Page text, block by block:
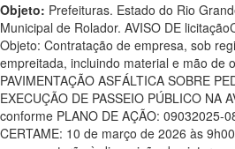
Objeto: Prefeituras. Estado do Rio
Municipal de Rolador. AVISO DE
Objeto: Contratação de empresa, sob
empreitada, incluindo material e mão de
PAVIMENTAÇÃO ASFÁLTICA SOBRE
EXECUÇÃO DE PASSEIO PÚBLICO NA
conforme PLANO DE AÇÃO: 09032025-
CERTAME: 10 de março de 2026 às